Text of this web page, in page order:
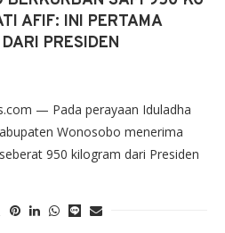
AFIF: INI PERTAMA
PRESIDEN
— Pada perayaan Iduladha
Wonosobo menerima
950 kilogram dari Presiden